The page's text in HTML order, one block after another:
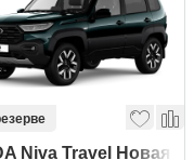
Niva Travel Новая